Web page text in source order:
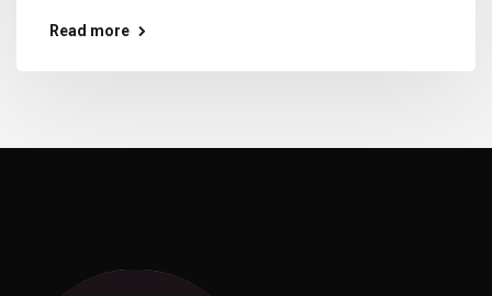
Read more